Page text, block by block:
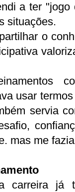
a ter
situações.
o
usar
servia
mas me
carreira